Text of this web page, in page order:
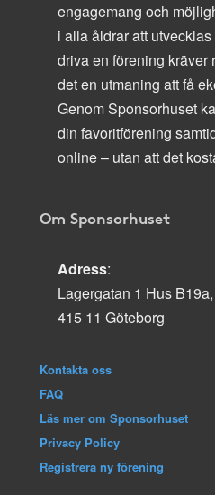
engagemang och
i alla åldrar att
driva en förening kräver
det en utmaning att få
Genom Sponsorhuset
din favoritförening
online – utan att det
Om Sponsorhuset
Adress:
Lagergatan 1 Hus
415 11 Göteborg
Kontakta oss
FAQ
Läs mer om Sponsorhuset
Privacy Policy
Registrera ny förening